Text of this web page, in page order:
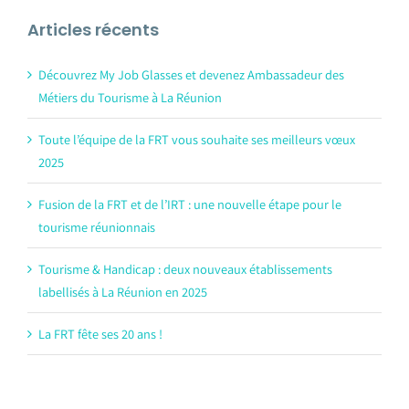
Articles récents
Découvrez My Job Glasses et devenez Ambassadeur des
Métiers du Tourisme à La Réunion
Toute l’équipe de la FRT vous souhaite ses meilleurs vœux
2025
Fusion de la FRT et de l’IRT : une nouvelle étape pour le
tourisme réunionnais
Tourisme & Handicap : deux nouveaux établissements
labellisés à La Réunion en 2025
La FRT fête ses 20 ans !